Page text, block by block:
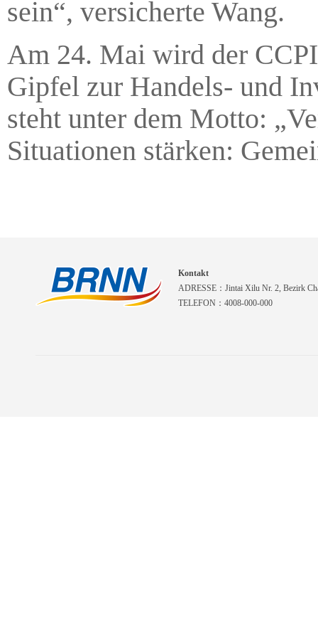
sein“, versicherte Wang.
Am 24. Mai wird der
Gipfel zur Handels- und
steht unter dem Motto:
Situationen stärken:
Kontakt
ADRESSE：Jintai Xilu Nr. 2, Bezirk
TELEFON：4008-000-000